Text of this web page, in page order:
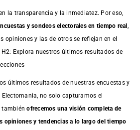
la transparencia y la inmediatez. Por eso,
y sondeos electorales en tiempo real
opiniones y las de otros se reflejan en el
Explora nuestros últimos resultados de
últimos resultados de nuestras encuestasy
Electomania, no solo capturamos el
tambiénofrecemos una visión completa de
opiniones y tendencias a lo largo del tiempo